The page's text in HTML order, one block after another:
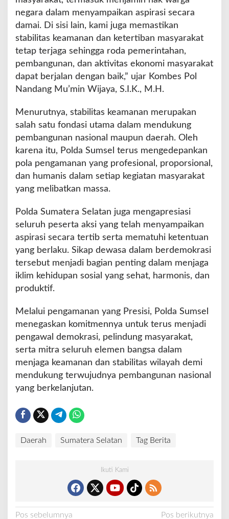
negara dalam menyampaikan aspirasi secara
damai. Di sisi lain, kami juga memastikan
stabilitas keamanan dan ketertiban masyarakat
tetap terjaga sehingga roda pemerintahan,
pembangunan, dan aktivitas ekonomi masyarakat
dapat berjalan dengan baik,” ujar Kombes Pol
Nandang Mu’min Wijaya, S.I.K., M.H.
Menurutnya, stabilitas keamanan merupakan
salah satu fondasi utama dalam mendukung
pembangunan nasional maupun daerah. Oleh
karena itu, Polda Sumsel terus mengedepankan
pola pengamanan yang profesional, proporsional,
dan humanis dalam setiap kegiatan masyarakat
yang melibatkan massa.
Polda Sumatera Selatan juga mengapresiasi
seluruh peserta aksi yang telah menyampaikan
aspirasi secara tertib serta mematuhi ketentuan
yang berlaku. Sikap dewasa dalam berdemokrasi
tersebut menjadi bagian penting dalam menjaga
iklim kehidupan sosial yang sehat, harmonis, dan
produktif.
Melalui pengamanan yang Presisi, Polda Sumsel
menegaskan komitmennya untuk terus menjadi
pengawal demokrasi, pelindung masyarakat,
serta mitra seluruh elemen bangsa dalam
menjaga keamanan dan stabilitas wilayah demi
mendukung terwujudnya pembangunan nasional
yang berkelanjutan.
Daerah Sumatera Selatan Tag Berita
Ikuti Kami
Pos sebelumnya Pos berikutnya